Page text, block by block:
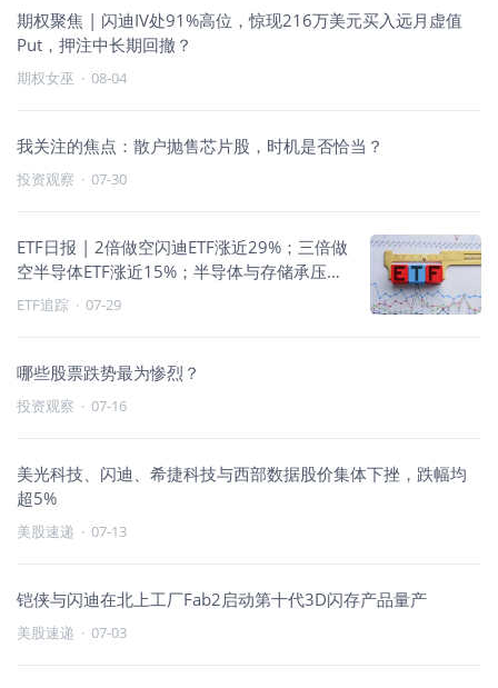
期权聚焦 | 闪迪IV处91%高位，惊现216万美元买入远月虚值
Put，押注中长期回撤？
期权女巫 · 08-04
我关注的焦点：散户抛售芯片股，时机是否恰当？
投资观察 · 07-30
ETF日报 | 2倍做空闪迪ETF涨近29%；三倍做
空半导体ETF涨近15%；半导体与存储承压，
做空主导
ETF追踪 · 07-29
哪些股票跌势最为惨烈？
投资观察 · 07-16
美光科技、闪迪、希捷科技与西部数据股价集体下挫，跌幅均
超5%
美股速递 · 07-13
铠侠与闪迪在北上工厂Fab2启动第十代3D闪存产品量产
美股速递 · 07-03